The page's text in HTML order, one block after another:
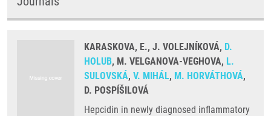
KARASKOVA, E., J. VOLEJNÍKOVÁ, D.
HOLUB, M. VELGANOVA-VEGHOVA, L.
SULOVSKÁ, V. MIHÁL, M. HORVÁTHOVÁ,
D. POSPÍŠILOVÁ
Hepcidin in newly diagnosed inflammatory